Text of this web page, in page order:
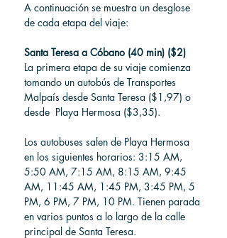
A continuación se muestra un desglose
de cada etapa del viaje:
Santa Teresa a Cóbano (40 min) ($2)
La primera etapa de su viaje comienza
tomando un autobús de Transportes
Malpaís desde Santa Teresa ($1,97) o
desde  Playa Hermosa ($3,35).
Los autobuses salen de Playa Hermosa
en los siguientes horarios: 3:15 AM,
5:50 AM, 7:15 AM, 8:15 AM, 9:45
AM, 11:45 AM, 1:45 PM, 3:45 PM, 5
PM, 6 PM, 7 PM, 10 PM. Tienen parada
en varios puntos a lo largo de la calle
principal de Santa Teresa.